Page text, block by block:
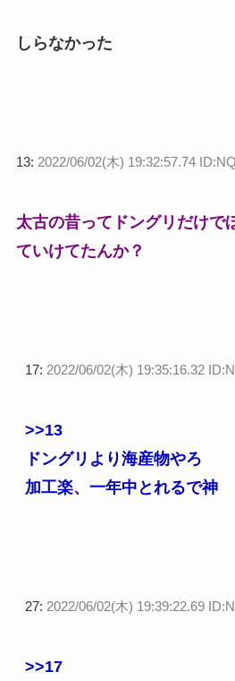
しらなかった
13: 2022/06/02(木) 19:32:57.74
太古の昔ってドングリだけで
ていけてたんか？
17: 2022/06/02(木) 19:35:16.32
>>13
ドングリより海産物やろ
加工楽、一年中とれるで神
27: 2022/06/02(木) 19:39:22.69
>>17